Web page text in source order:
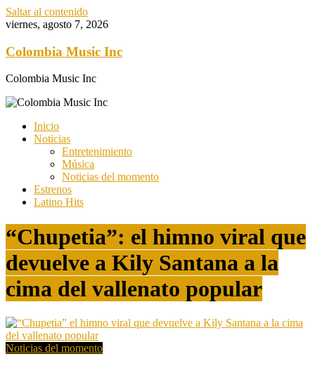
Saltar al contenido
viernes, agosto 7, 2026
Colombia Music Inc
Colombia Music Inc
Inicio
Noticias
Entretenimiento
Música
Noticias del momento
Estrenos
Latino Hits
“Chupetia”: el himno viral que
devuelve a Kily Santana a la
cima del vallenato popular
Noticias del momento